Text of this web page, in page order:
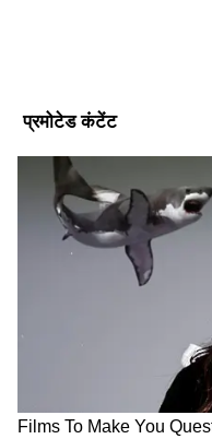
अहीर की तारीफ करते
क्षेत्र में उन्हें मजबूत
अहीर एक कट्टर शिव
हैं, बल्कि शिवसेना
मंत्री रह चुके हैं और
उनके जैसे कार्यकर्ता को
का विस्फोट है।"
'आदित्य ठाकरे को
DOWNLOAD APP